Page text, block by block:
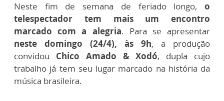
Neste fim de semana de feriado longo, o
telespectador tem mais um encontro
marcado com a alegria. Para se apresentar
neste domingo (24/4), às 9h, a produção
convidou Chico Amado & Xodó, dupla cujo
trabalho já tem seu lugar marcado na história da
música brasileira.